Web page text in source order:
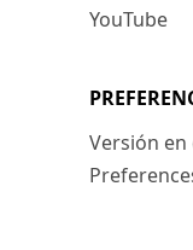
YouTube
Versión en